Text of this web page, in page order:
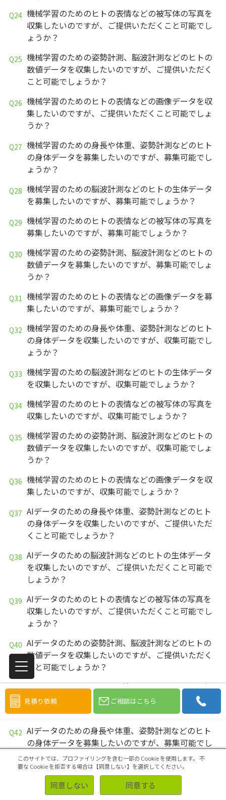
機械学習のためのヒトの表情などの被写体の写真を
収集したいのですが、ご提供いただくこと可能でし
ょうか？
機械学習のための姿勢計測、脳波計測などのヒトの
数値データを収集したいのですが、ご提供いただく
こと可能でしょうか？
機械学習のためのヒトの表情などの画像データを収
集したいのですが、ご提供いただくこと可能でしょ
うか？
機械学習のための身長や体重、姿勢計測などのヒト
の身体データを募集したいのですが、募集可能でし
ょうか？
機械学習のための脳波計測などのヒトの生体データ
を募集したいのですが、募集可能でしょうか？
機械学習のためのヒトの表情などの被写体の写真を
募集したいのですが、募集可能でしょうか？
機械学習のための姿勢計測、脳波計測などのヒトの
数値データを募集したいのですが、募集可能でしょ
うか？
機械学習のためのヒトの表情などの画像データを募
集したいのですが、募集可能でしょうか？
機械学習のための身長や体重、姿勢計測などのヒト
の身体データを収集したいのですが、収集可能でし
ょうか？
機械学習のための脳波計測などのヒトの生体データ
を収集したいのですが、収集可能でしょうか？
機械学習のためのヒトの表情などの被写体の写真を
収集したいのですが、収集可能でしょうか？
機械学習のための姿勢計測、脳波計測などのヒトの
数値データを収集したいのですが、収集可能でしょ
うか？
機械学習のためのヒトの表情などの画像データを収
集したいのですが、収集可能でしょうか？
AIデータのための身長や体重、姿勢計測などのヒト
の身体データを収集したいのですが、ご提供いただ
くこと可能でしょうか？
AIデータのための脳波計測などのヒトの生体データ
を収集したいのですが、ご提供いただくこと可能で
しょうか？
AIデータのためのヒトの表情などの被写体の写真を
収集したいのですが、ご提供いただくこと可能でし
ょうか？
AIデータのための姿勢計測、脳波計測などのヒトの
数値データを収集したいのですが、ご提供いただく
こと可能でしょうか？
AIデータのためのヒトの表情などの画像データを収
集したいのですが、ご提供いただくこと可能でしょ
AIデータのための身長や体重、姿勢計測などのヒト
の身体データを募集したいのですが、募集可能でし
ょうか？
AIデータのための脳波計測などのヒトの生体データ
を募集したいのですが、募集可能でしょうか？
見積り依頼 ご相談はこちら
このサイトでは、プロファイリングを含む一部の Cookie を使用します。 不
要な Cookie を拒否する場合は【同意しない】を選択してください。
同意しない 同意する